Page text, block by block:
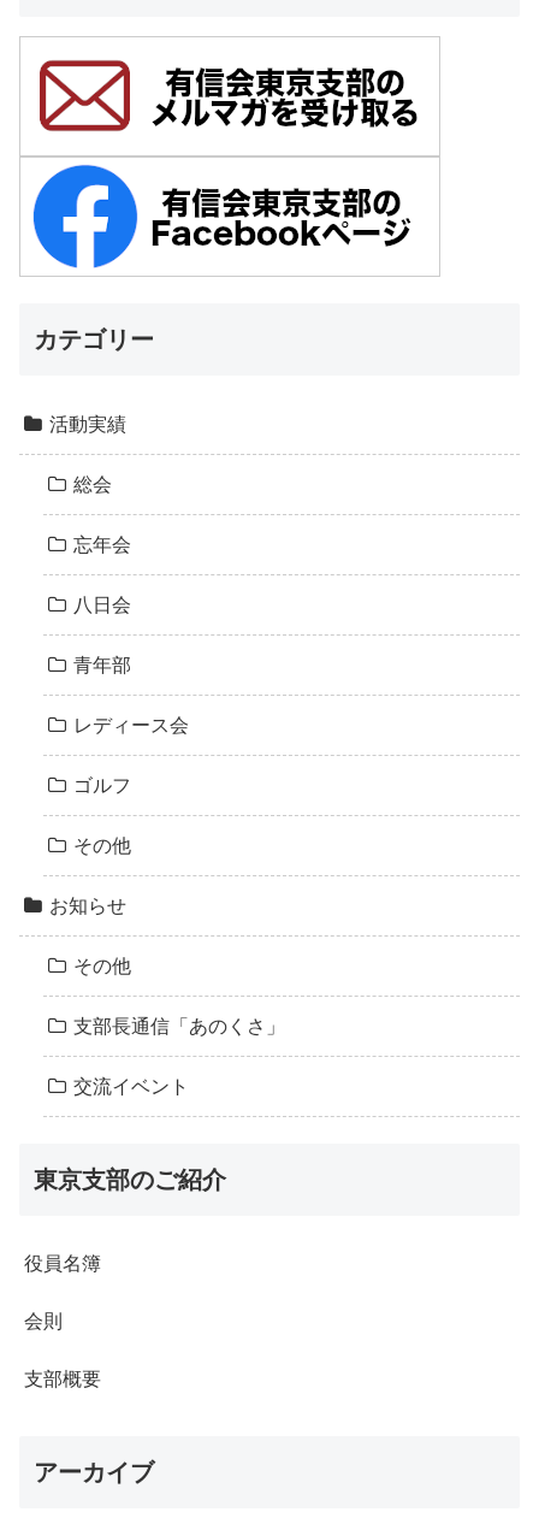
カテゴリー
活動実績
総会
忘年会
八日会
青年部
レディース会
ゴルフ
その他
お知らせ
その他
支部長通信「あのくさ」
交流イベント
東京支部のご紹介
役員名簿
会則
支部概要
アーカイブ